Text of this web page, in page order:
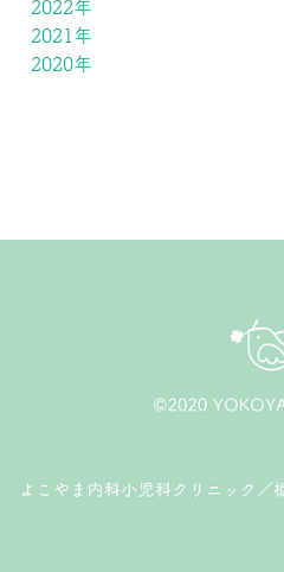
2022年
2021年
2020年